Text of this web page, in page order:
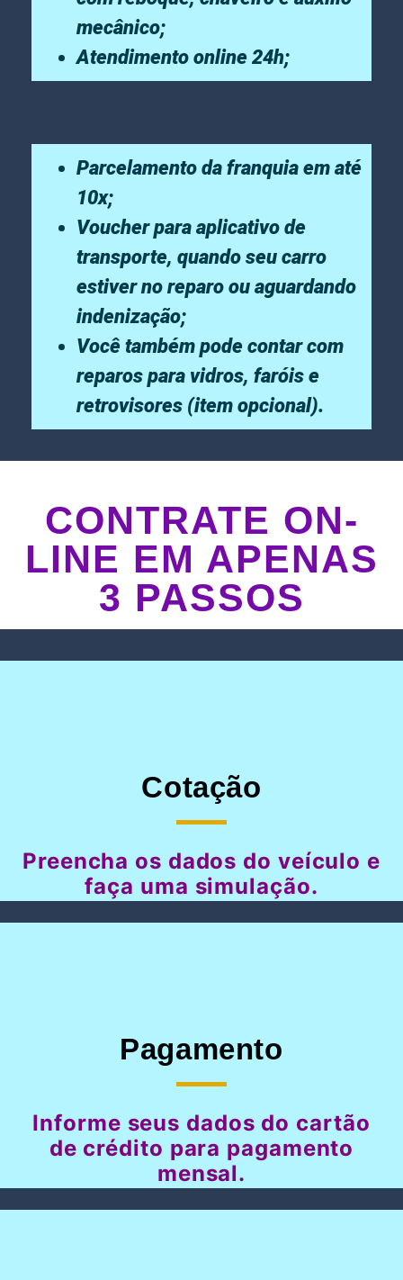
mecânico;
Atendimento online 24h;
Parcelamento da franquia em até
10x;
Voucher para aplicativo de
transporte, quando seu carro
estiver no reparo ou aguardando
indenização;
Você também pode contar com
reparos para vidros, faróis e
retrovisores (item opcional).
CONTRATE ON-
LINE EM APENAS
3 PASSOS
Cotação
Preencha os dados do veículo e
faça uma simulação.
Pagamento
Informe seus dados do cartão
de crédito para pagamento
mensal.